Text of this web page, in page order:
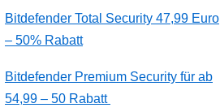
Bitdefender Total Security 47,99 Euro
– 50% Rabatt
Bitdefender Premium Security für ab
54,99 – 50 Rabatt